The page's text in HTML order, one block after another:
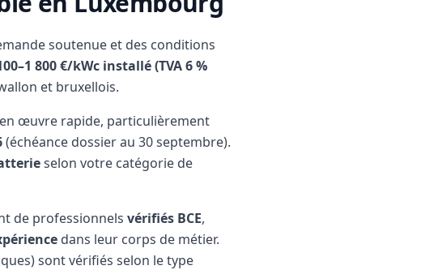
soutenue et des conditions
800 €/kWc installé (TVA 6 %
et bruxellois.
œuvre rapide, particulièrement
(échéance dossier au 30 septembre).
selon votre catégorie de
de professionnels vérifiés BCE,
dans leur corps de métier.
sont vérifiés selon le type